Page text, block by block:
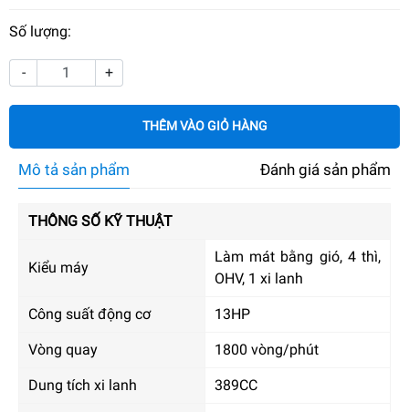
Số lượng:
- +
THÊM VÀO GIỎ HÀNG
Mô tả sản phẩm Đánh giá sản phẩm
THÔNG SỐ KỸ THUẬT
Kiểu máy
Làm mát bằng gió, 4 thì,
OHV, 1 xi lanh
Công suất động cơ 13HP
Vòng quay 1800 vòng/phút
Dung tích xi lanh 389CC